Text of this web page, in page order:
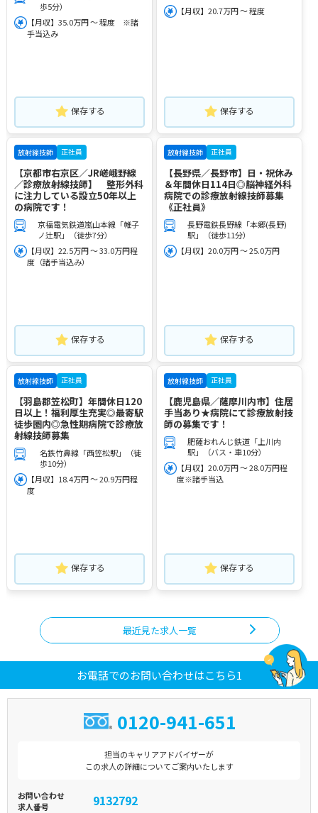
歩5分）
【月収】35.0万円 ～ 程度 ※諸
手当込み
保存する
【月収】20.7万円 ～ 程度
保存する
放射線技師 正社員
【京都市右京区／JR嵯峨野線
／診療放射線技師】 整形外科
に注力している設立50年以上
の病院です！
京福電気鉄道嵐山本線「帷子
ノ辻駅」（徒歩7分）
【月収】22.5万円 ～ 33.0万円程
度（諸手当込み）
保存する
放射線技師 正社員
【長野県／長野市】日・祝休み
＆年間休日114日◎脳神経外科
病院での診療放射線技師募集
《正社員》
長野電鉄長野線「本郷(長野)
駅」（徒歩11分）
【月収】20.0万円 ～ 25.0万円
保存する
放射線技師 正社員
【羽島郡笠松町】年間休日120
日以上！福利厚生充実◎最寄駅
徒歩圏内◎急性期病院で診療放
射線技師募集
名鉄竹鼻線「西笠松駅」（徒
歩10分）
【月収】18.4万円 ～ 20.9万円程
度
保存する
放射線技師 正社員
【鹿児島県／薩摩川内市】住居
手当あり★病院にて診療放射技
師の募集です！
肥薩おれんじ鉄道「上川内
駅」（バス・車10分）
【月収】20.0万円 ～ 28.0万円程
度※諸手当込
保存する
最近見た求人一覧
お電話でのお問い合わせはこちら1
0120-941-651
担当のキャリアアドバイザーが
この求人の詳細についてご案内いたします
お問い合わせ
求人番号
9132792